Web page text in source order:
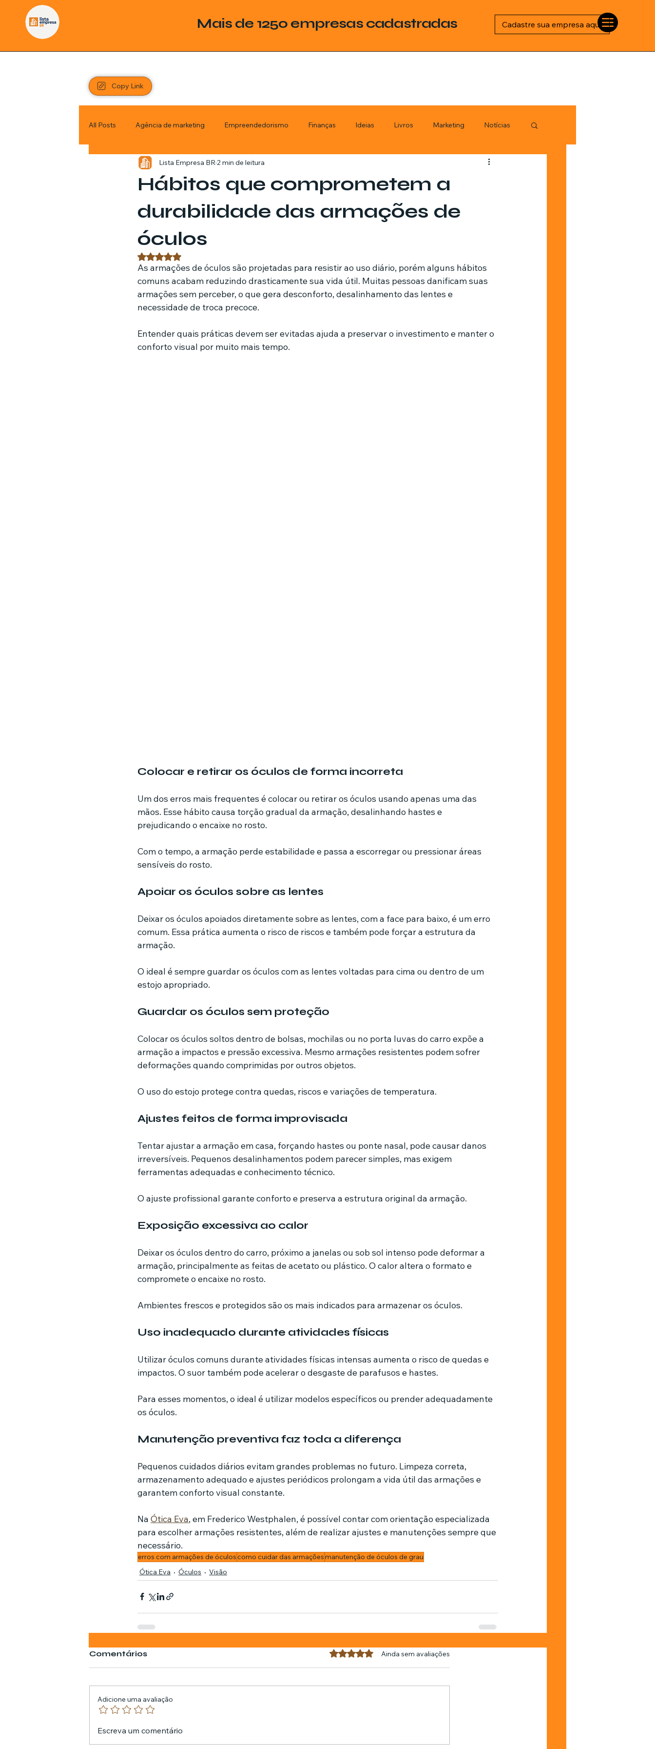
Mais de 1250 empresas cadastradas Cadastre sua empresa aqui
Copy Link
All Posts Agência de marketing Empreendedorismo Finanças Ideias Livros Marketing Notícias
Saúde Sem categoria Tecnologia
Investimentos Livros Educação Tecnologia
Estratégias de marketing
Jardinagem Clínica Nutricionista
Hábitos que comprometem a
durabilidade das armações de
óculos
Lista Empresa BR 2 min de leitura
Avaliado com NaN de 5 estrelas.
As armações de óculos são projetadas para resistir ao uso diário, porém alguns hábitos
comuns acabam reduzindo drasticamente sua vida útil. Muitas pessoas danificam suas
armações sem perceber, o que gera desconforto, desalinhamento das lentes e
necessidade de troca precoce.
Entender quais práticas devem ser evitadas ajuda a preservar o investimento e manter o
conforto visual por muito mais tempo.
Colocar e retirar os óculos de forma incorreta
Um dos erros mais frequentes é colocar ou retirar os óculos usando apenas uma das
mãos. Esse hábito causa torção gradual da armação, desalinhando hastes e
prejudicando o encaixe no rosto.
Com o tempo, a armação perde estabilidade e passa a escorregar ou pressionar áreas
sensíveis do rosto.
Apoiar os óculos sobre as lentes
Deixar os óculos apoiados diretamente sobre as lentes, com a face para baixo, é um erro
comum. Essa prática aumenta o risco de riscos e também pode forçar a estrutura da
armação.
O ideal é sempre guardar os óculos com as lentes voltadas para cima ou dentro de um
estojo apropriado.
Guardar os óculos sem proteção
Colocar os óculos soltos dentro de bolsas, mochilas ou no porta luvas do carro expõe a
armação a impactos e pressão excessiva. Mesmo armações resistentes podem sofrer
deformações quando comprimidas por outros objetos.
O uso do estojo protege contra quedas, riscos e variações de temperatura.
Ajustes feitos de forma improvisada
Tentar ajustar a armação em casa, forçando hastes ou ponte nasal, pode causar danos
irreversíveis. Pequenos desalinhamentos podem parecer simples, mas exigem
ferramentas adequadas e conhecimento técnico.
O ajuste profissional garante conforto e preserva a estrutura original da armação.
Exposição excessiva ao calor
Deixar os óculos dentro do carro, próximo a janelas ou sob sol intenso pode deformar a
armação, principalmente as feitas de acetato ou plástico. O calor altera o formato e
compromete o encaixe no rosto.
Ambientes frescos e protegidos são os mais indicados para armazenar os óculos.
Uso inadequado durante atividades físicas
Utilizar óculos comuns durante atividades físicas intensas aumenta o risco de quedas e
impactos. O suor também pode acelerar o desgaste de parafusos e hastes.
Para esses momentos, o ideal é utilizar modelos específicos ou prender adequadamente
os óculos.
Manutenção preventiva faz toda a diferença
Pequenos cuidados diários evitam grandes problemas no futuro. Limpeza correta,
armazenamento adequado e ajustes periódicos prolongam a vida útil das armações e
garantem conforto visual constante.
Na Ótica Eva, em Frederico Westphalen, é possível contar com orientação especializada
para escolher armações resistentes, além de realizar ajustes e manutenções sempre que
necessário.
erros com armações de óculoscomo cuidar das armaçõesmanutenção de óculos de grau
Ótica Eva
Óculos Visão
Comentários Avaliado com 0 de 5 estrelas.
Ainda sem avaliações
Adicione uma avaliação
Escreva um comentário